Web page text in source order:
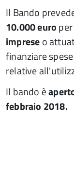
Il Bando
10.000 euro
impreseo
finanziare
relative
Il bando è
febbraio 2018.